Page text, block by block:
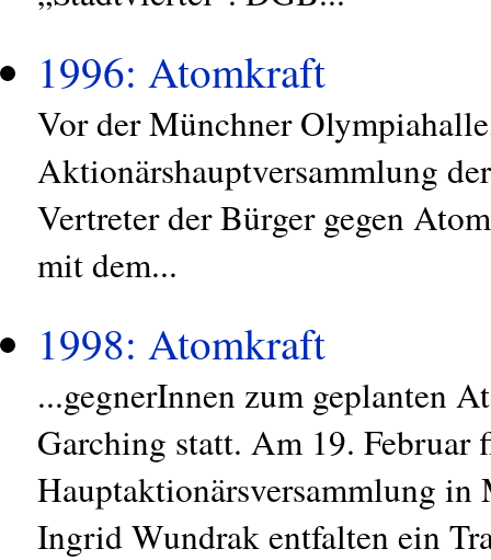
1996: Atomkraft
Vor der Münchner
Aktionärshauptversammlung
Vertreter der Bürger gegen
mit dem...
1998: Atomkraft
...gegnerInnen zum geplanten
Garching statt. Am 19. Februar
Hauptaktionärsversammlung
Ingrid Wundrak entfalten ein